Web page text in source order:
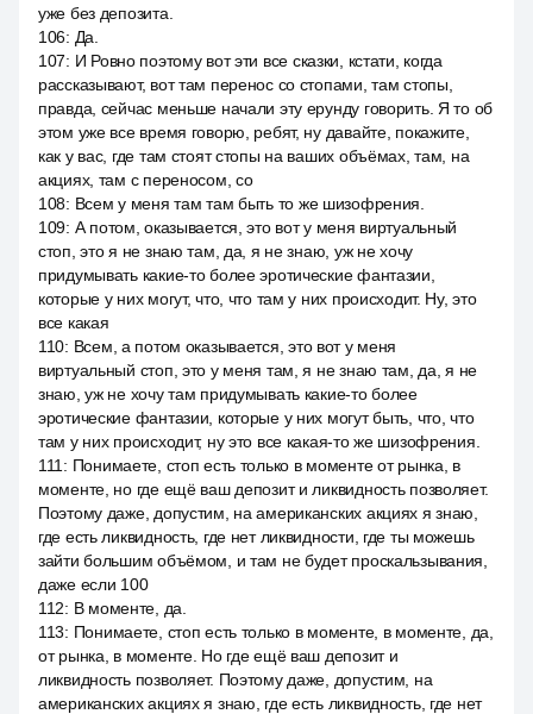
уже без депозита.
106: Да.
107: И Ровно поэтому вот эти все сказки, кстати, когда
рассказывают, вот там перенос со стопами, там стопы,
правда, сейчас меньше начали эту ерунду говорить. Я то об
этом уже все время говорю, ребят, ну давайте, покажите,
как у вас, где там стоят стопы на ваших объёмах, там, на
акциях, там с переносом, со
108: Всем у меня там там быть то же шизофрения.
109: А потом, оказывается, это вот у меня виртуальный
стоп, это я не знаю там, да, я не знаю, уж не хочу
придумывать какие-то более эротические фантазии,
которые у них могут, что, что там у них происходит. Ну, это
все какая
110: Всем, а потом оказывается, это вот у меня
виртуальный стоп, это у меня там, я не знаю там, да, я не
знаю, уж не хочу там придумывать какие-то более
эротические фантазии, которые у них могут быть, что, что
там у них происходит, ну это все какая-то же шизофрения.
111 : Понимаете, стоп есть только в моменте от рынка, в
моменте, но где ещё ваш депозит и ликвидность позволяет.
Поэтому даже, допустим, на американских акциях я знаю,
где есть ликвидность, где нет ликвидности, где ты можешь
зайти большим объёмом, и там не будет проскальзывания,
даже если 100
112: В моменте, да.
113: Понимаете, стоп есть только в моменте, в моменте, да,
от рынка, в моменте. Но где ещё ваш депозит и
ликвидность позволяет. Поэтому даже, допустим, на
американских акциях я знаю, где есть ликвидность, где нет